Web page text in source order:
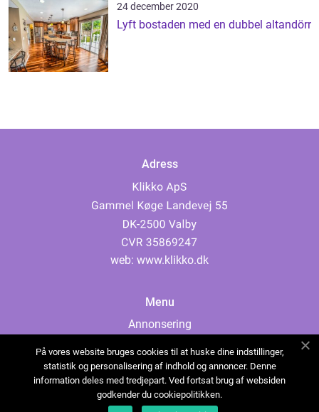
24 december 2020
Lyft bostaden med en dubbel altandörr
Adress
web: www.klikko.dk
Menu
Annonsering
Cookies
Kontakta oss
Sitemap
På vores website bruges cookies til at huske dine indstillinger,
statistik og personalisering af indhold og annoncer. Denne
information deles med tredjepart. Ved fortsat brug af websiden
godkender du cookiepolitikken.